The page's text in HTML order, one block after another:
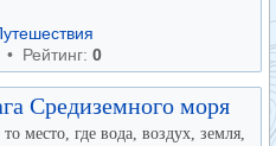
• Рейтинг: 0
Средиземного моря
место, где вода, воздух, земля,